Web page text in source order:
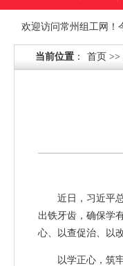
欢迎访问常州组工网！
当前位置 ： 首页 >>
近日，习近平总
出铁牙齿，确保学
心、以查促治、以
以学正心，筑牢